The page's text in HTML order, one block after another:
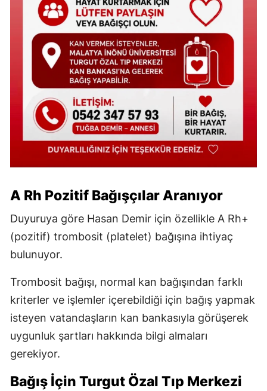
A Rh Pozitif Bağışçılar Aranıyor
Duyuruya göre Hasan Demir için özellikle A Rh+
(pozitif) trombosit (platelet) bağışına ihtiyaç
bulunuyor.
Trombosit bağışı, normal kan bağışından farklı
kriterler ve işlemler içerebildiği için bağış yapmak
isteyen vatandaşların kan bankasıyla görüşerek
uygunluk şartları hakkında bilgi almaları
gerekiyor.
Bağış İçin Turgut Özal Tıp Merkezi